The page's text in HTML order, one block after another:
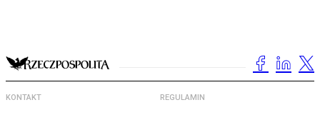
KONTAKT REGULAMIN